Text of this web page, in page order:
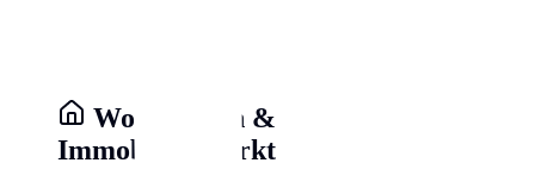
Wohnkosten &
Immobilienmarkt